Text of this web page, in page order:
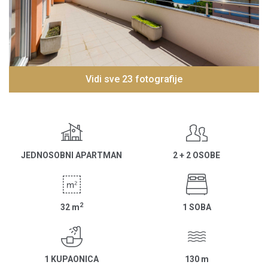
Vidi sve 23 fotografije
JEDNOSOBNI APARTMAN 2 + 2 OSOBE
32 m2 1 SOBA
1 KUPAONICA 130 m